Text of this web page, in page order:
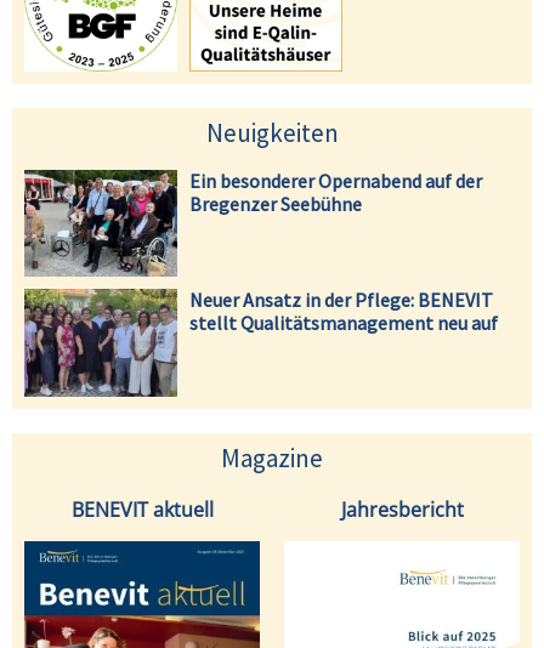
Neuigkeiten
Ein besonderer Opernabend auf der
Bregenzer Seebühne
Neuer Ansatz in der Pflege: BENEVIT
stellt Qualitätsmanagement neu auf
Magazine
BENEVIT aktuell Jahresbericht